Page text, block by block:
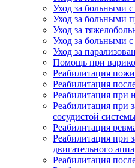
Уход за больными
Уход за больными
Уход за
Уход за больными
Уход за
Помощь при
Реабилитация
Реабилитация
Реабилитация при
Реабилитация при
сосудистой
Реабилитация
Реабилитация при
двигательного
Реабилитация